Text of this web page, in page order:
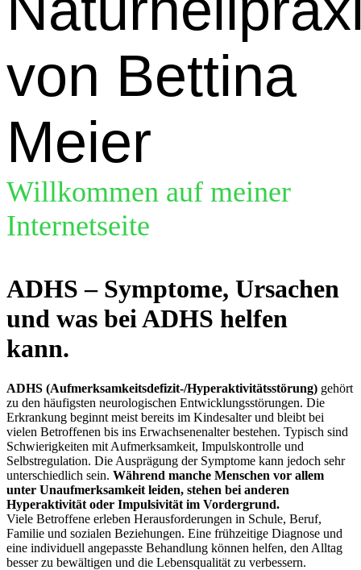
von Bettina
Meier
Willkommen auf meiner
Internetseite
ADHS – Symptome, Ursachen
und was bei ADHS helfen
kann.
ADHS (Aufmerksamkeitsdefizit-/Hyperaktivitätsstörung) gehört
zu den häufigsten neurologischen Entwicklungsstörungen. Die
Erkrankung beginnt meist bereits im Kindesalter und bleibt bei
vielen Betroffenen bis ins Erwachsenenalter bestehen. Typisch sind
Schwierigkeiten mit Aufmerksamkeit, Impulskontrolle und
Selbstregulation. Die Ausprägung der Symptome kann jedoch sehr
unterschiedlich sein. Während manche Menschen vor allem
unter Unaufmerksamkeit leiden, stehen bei anderen
Hyperaktivität oder Impulsivität im Vordergrund.
Viele Betroffene erleben Herausforderungen in Schule, Beruf,
Familie und sozialen Beziehungen. Eine frühzeitige Diagnose und
eine individuell angepasste Behandlung können helfen, den Alltag
besser zu bewältigen und die Lebensqualität zu verbessern.